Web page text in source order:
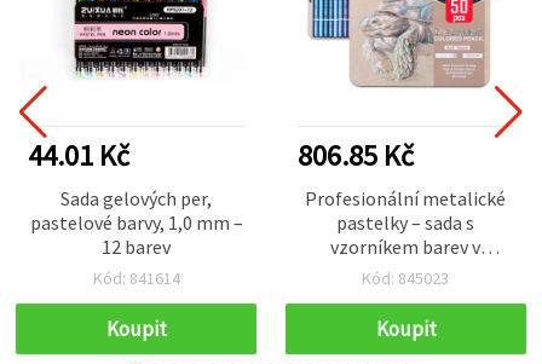
44.01 Kč
Sada gelových per,
pastelové barvy, 1,0 mm –
12 barev
Kód: 841614
Koupit
806.85 Kč
Profesionální metalické
pastelky – sada s
vzorníkem barev v
kovovém pouzdře, Kalour,
Kód: 845023
Koupit